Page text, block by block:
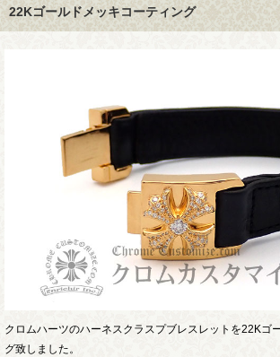
22Kゴールドメッキコーティング
クロムハーツのハーネスクラスプブレスレットを22Kゴ
グ致しました。